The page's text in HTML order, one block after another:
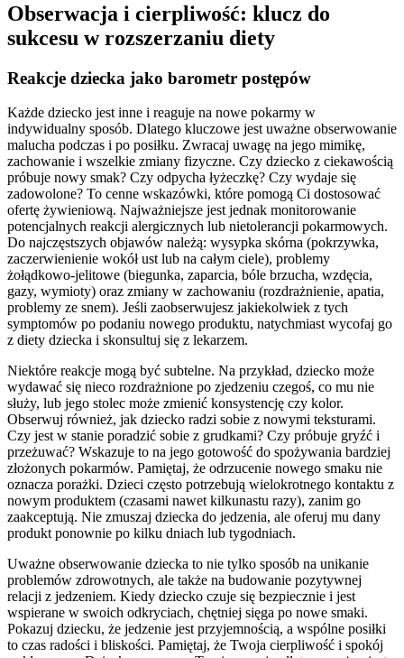
Obserwacja i cierpliwość: klucz do
sukcesu w rozszerzaniu diety
Reakcje dziecka jako barometr postępów
Każde dziecko jest inne i reaguje na nowe pokarmy w
indywidualny sposób. Dlatego kluczowe jest uważne obserwowanie
malucha podczas i po posiłku. Zwracaj uwagę na jego mimikę,
zachowanie i wszelkie zmiany fizyczne. Czy dziecko z ciekawością
próbuje nowy smak? Czy odpycha łyżeczkę? Czy wydaje się
zadowolone? To cenne wskazówki, które pomogą Ci dostosować
ofertę żywieniową. Najważniejsze jest jednak monitorowanie
potencjalnych reakcji alergicznych lub nietolerancji pokarmowych.
Do najczęstszych objawów należą: wysypka skórna (pokrzywka,
zaczerwienienie wokół ust lub na całym ciele), problemy
żołądkowo-jelitowe (biegunka, zaparcia, bóle brzucha, wzdęcia,
gazy, wymioty) oraz zmiany w zachowaniu (rozdrażnienie, apatia,
problemy ze snem). Jeśli zaobserwujesz jakiekolwiek z tych
symptomów po podaniu nowego produktu, natychmiast wycofaj go
z diety dziecka i skonsultuj się z lekarzem.
Niektóre reakcje mogą być subtelne. Na przykład, dziecko może
wydawać się nieco rozdrażnione po zjedzeniu czegoś, co mu nie
służy, lub jego stolec może zmienić konsystencję czy kolor.
Obserwuj również, jak dziecko radzi sobie z nowymi teksturami.
Czy jest w stanie poradzić sobie z grudkami? Czy próbuje gryźć i
przeżuwać? Wskazuje to na jego gotowość do spożywania bardziej
złożonych pokarmów. Pamiętaj, że odrzucenie nowego smaku nie
oznacza porażki. Dzieci często potrzebują wielokrotnego kontaktu z
nowym produktem (czasami nawet kilkunastu razy), zanim go
zaakceptują. Nie zmuszaj dziecka do jedzenia, ale oferuj mu dany
produkt ponownie po kilku dniach lub tygodniach.
Uważne obserwowanie dziecka to nie tylko sposób na unikanie
problemów zdrowotnych, ale także na budowanie pozytywnej
relacji z jedzeniem. Kiedy dziecko czuje się bezpiecznie i jest
wspierane w swoich odkryciach, chętniej sięga po nowe smaki.
Pokazuj dziecku, że jedzenie jest przyjemnością, a wspólne posiłki
to czas radości i bliskości. Pamiętaj, że Twoja cierpliwość i spokój